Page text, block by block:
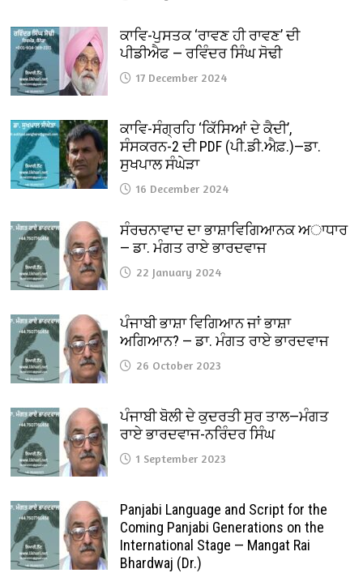
ਕਾਵਿ-ਪੁਸਤਕ ‘ਰਾਵਣ ਹੀ ਰਾਵਣ’ ਦੀ
ਪੀਡੀਐਫ — ਰਵਿੰਦਰ ਸਿੰਘ ਸੋਢੀ
17 December 2024
ਕਾਵਿ-ਸੰਗ੍ਰਹਿ ‘ਕਿੱਸਿਆਂ ਦੇ ਕੈਦੀ’,
ਸੰਸਕਰਨ-2 ਦੀ PDF (ਪੀ.ਡੀ.ਐਫ਼.)—ਡਾ.
ਸੁਖਪਾਲ ਸੰਘੇੜਾ
16 December 2024
ਸੰਰਚਨਾਵਾਦ ਦਾ ਭਾਸ਼ਾਵਿਗਿਆਨਕ ਅਾਧਾਰ
— ਡਾ. ਮੰਗਤ ਰਾਏ ਭਾਰਦਵਾਜ
22 January 2024
ਪੰਜਾਬੀ ਭਾਸ਼ਾ ਵਿਗਿਆਨ ਜਾਂ ਭਾਸ਼ਾ
ਅਗਿਆਨ? — ਡਾ. ਮੰਗਤ ਰਾਏ ਭਾਰਦਵਾਜ
26 October 2023
ਪੰਜਾਬੀ ਬੋਲੀ ਦੇ ਕੁਦਰਤੀ ਸੁਰ ਤਾਲ—ਮੰਗਤ
ਰਾਏ ਭਾਰਦਵਾਜ-ਨਰਿੰਦਰ ਸਿੰਘ
1 September 2023
Panjabi Language and Script for the
Coming Panjabi Generations on the
International Stage — Mangat Rai
Bhardwaj (Dr.)